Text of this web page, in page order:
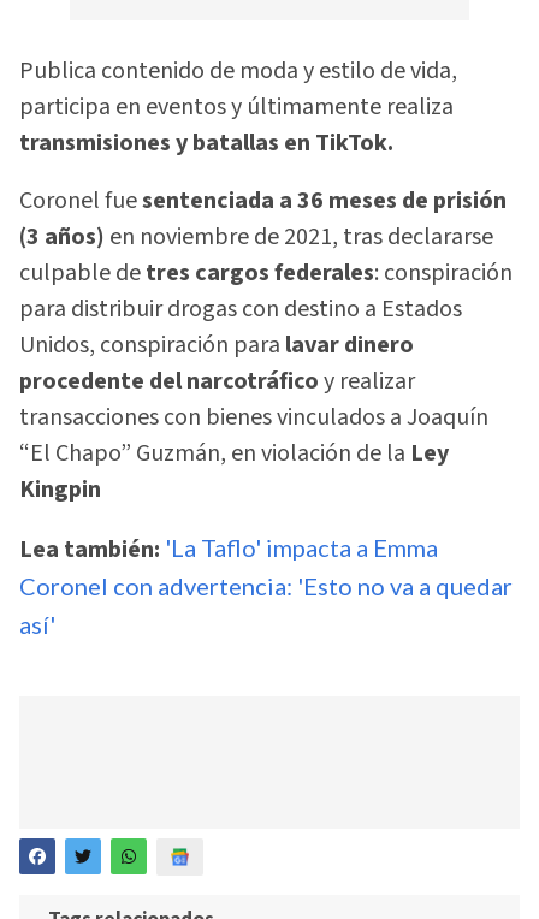
Publica contenido de moda y estilo de vida,
participa en eventos y últimamente realiza
transmisiones y batallas en TikTok.
Coronel fuesentenciada a 36 meses de prisión
(3 años) en noviembre de 2021, tras declararse
culpable detres cargos federales: conspiración
para distribuir drogas con destino a Estados
Unidos, conspiración para lavar dinero
procedente del narcotráficoy realizar
transacciones con bienes vinculados a Joaquín
“El Chapo” Guzmán, en violación de la Ley
Kingpin
Lea también: 'La Taflo' impacta a Emma
Coronel con advertencia: 'Esto no va a quedar
así'